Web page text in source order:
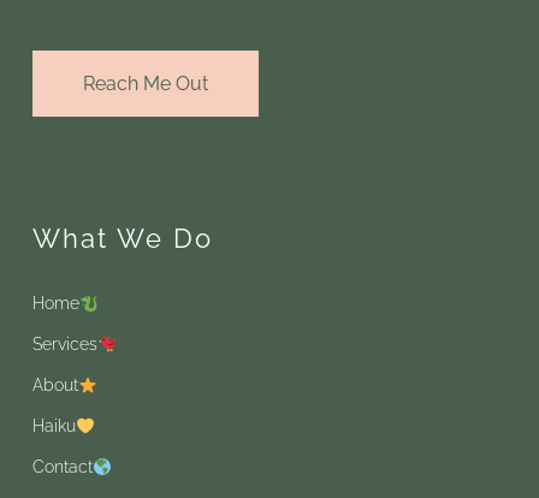
Reach Me Out
What We Do
Home
Services
About
Haiku
Contact